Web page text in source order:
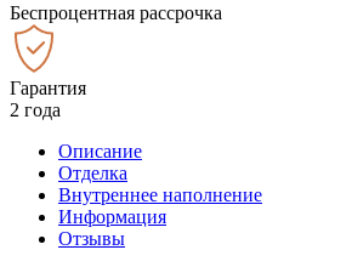
Беспроцентная рассрочка
Гарантия
2 года
Описание
Отделка
Внутреннее наполнение
Информация
Отзывы